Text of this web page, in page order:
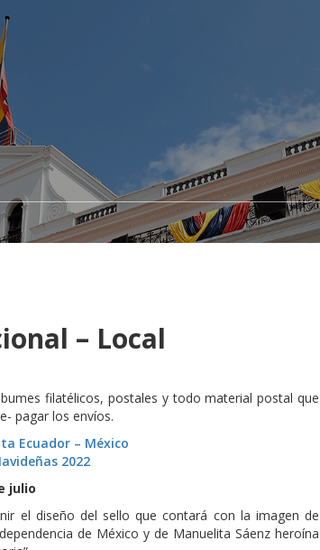
– Local
filatélicos, postales y todo material postal que
pagar los envíos.
Ecuador – México
2022
julio
el diseño del sello que contará con la imagen de
de México y de Manuelita Sáenz heroína